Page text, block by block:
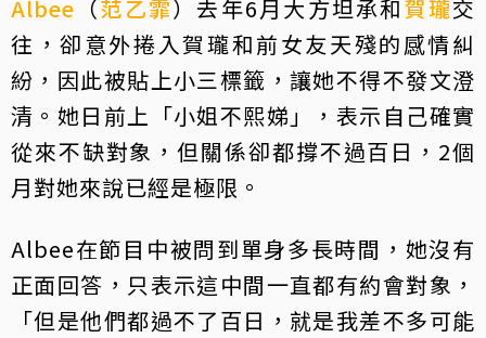
Albee （范乙霏）去年6月大方坦承和賀瓏交
往，卻意外捲入賀瓏和前女友天殘的感情糾
紛，因此被貼上小三標籤，讓她不得不發文澄
清。她日前上「小姐不熙娣」，表示自己確實
從來不缺對象，但關係卻都撐不過百日，2個
月對她來說已經是極限。
Albee在節目中被問到單身多長時間，她沒有
正面回答，只表示這中間一直都有約會對象，
「但是他們都過不了百日，就是我差不多可能